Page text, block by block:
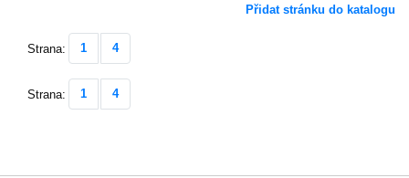
Přidat stránku do katalogu
Strana: 1 4
Strana: 1 4